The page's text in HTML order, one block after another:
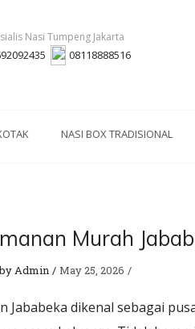
08118888516
NASI BOX TRADISIONAL
Murah
Admin May 25, 2026
Jababeka dikenal sebagai